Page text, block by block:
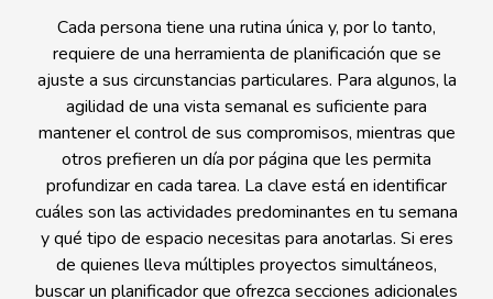
Cada persona tiene una rutina única y, por lo tanto,
requiere de una herramienta de planificación que se
ajuste a sus circunstancias particulares. Para algunos, la
agilidad de una vista semanal es suficiente para
mantener el control de sus compromisos, mientras que
otros prefieren un día por página que les permita
profundizar en cada tarea. La clave está en identificar
cuáles son las actividades predominantes en tu semana
y qué tipo de espacio necesitas para anotarlas. Si eres
de quienes lleva múltiples proyectos simultáneos,
buscar un planificador que ofrezca secciones adicionales